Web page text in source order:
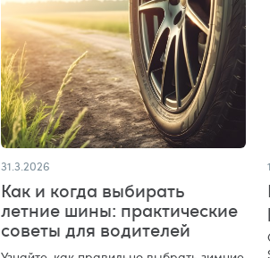
31.3.2026
Как и когда выбирать
летние шины: практические
советы для водителей